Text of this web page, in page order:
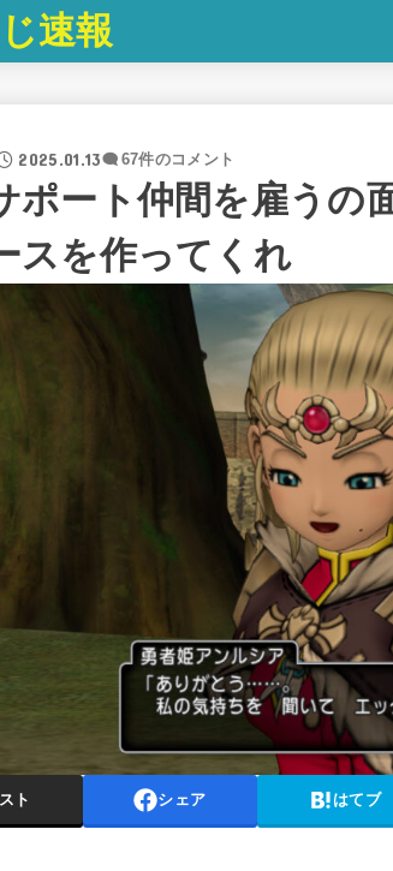
速報
2025.01.13 67件のコメント
ポート仲間を雇うの
スを作ってくれ
ト シェア はてブ